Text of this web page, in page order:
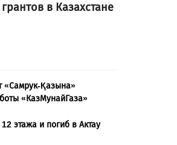
в Казахстане
«Самрук-Қазына»
«КазМунайГаза»
этажа и погиб в Актау